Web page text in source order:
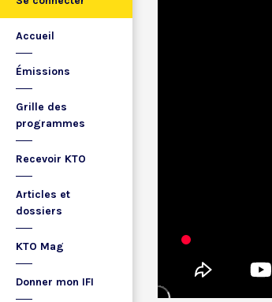
Accueil
Émissions
Grille des
programmes
Recevoir KTO
Articles et
dossiers
KTO Mag
Donner mon IFI